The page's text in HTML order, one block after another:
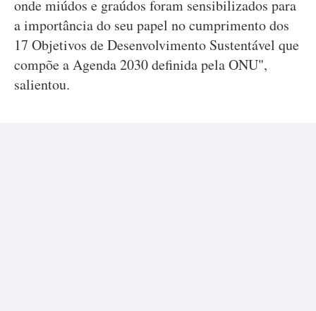
onde miúdos e graúdos foram sensibilizados para
a importância do seu papel no cumprimento dos
17 Objetivos de Desenvolvimento Sustentável que
compõe a Agenda 2030 definida pela ONU",
salientou.